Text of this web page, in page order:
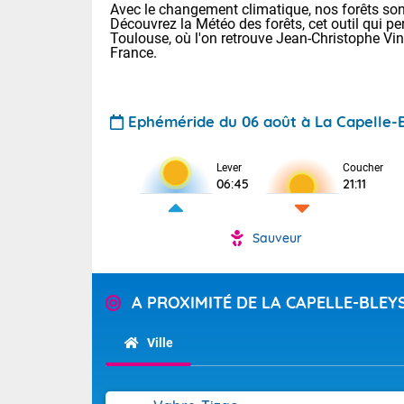
Pour la
Tendance
Avec le changement climatique, nos forêts
Découvrez la Météo des forêts, cet outil qui
Toulouse, où l'on retrouve Jean-Christophe
France.
Ephéméride du 06 août à La Capelle-
Lever
06:45
Coucher
21:11
Sauveur
A PROXIMITÉ DE LA CAPELLE-
Ville
Voici les
: 11/23 Paris
Clermont-
Lille : 15/24
Aujourd'hui
Risque
Sur le Sud-